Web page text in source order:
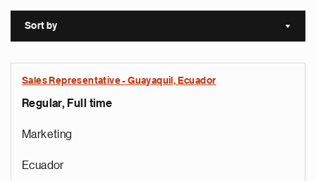
Sort by Sort
Sales Representative - Guayaquil, Ecuador
Regular, Full time
Marketing
Ecuador